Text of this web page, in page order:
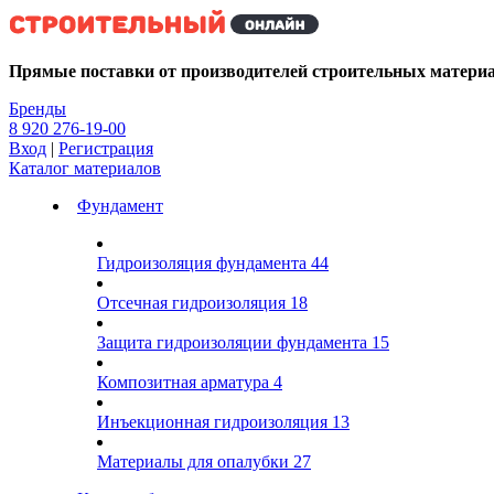
Kg
Прямые поставки от производителей строительных
Бренды
8 920 276-19-00
Вход | Регистрация
Каталог материалов
Фундамент
Гидроизоляция фундамента 44
Отсечная гидроизоляция 18
Защита гидроизоляции фундамента 15
Композитная арматура 4
Инъекционная гидроизоляция 13
Материалы для опалубки 27